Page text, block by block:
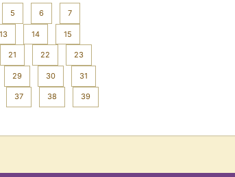
5 6 7
13 14 15
21 22 23
29 30 31
37 38 39